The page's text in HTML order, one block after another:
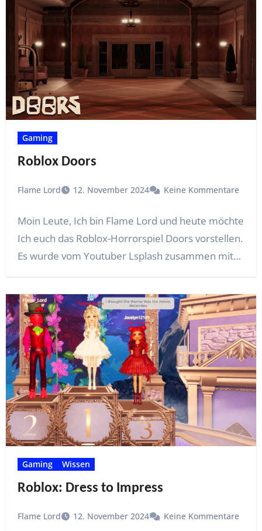
Gaming
Roblox Doors
Flame Lord 12. November 2024 Keine Kommentare
Moin Leute, Ich bin Flame Lord und heute möchte
Ich euch das Roblox-Horrorspiel Doors vorstellen.
Es wurde vom Youtuber Lsplash zusammen mit…
Gaming Wissen
Roblox: Dress to Impress
Flame Lord 12. November 2024 Keine Kommentare